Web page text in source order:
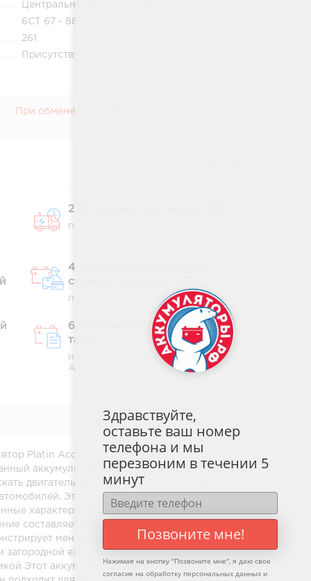
Центральный "Kamina" (сбоку)
6СТ 67 - 88 ah
261
Присутствует
При обмене:
2. В течение часа новую АКБ
привезут к вашему автомобилю
4. Вы оплачиваете только
стоимость нового АКБ
получаете гарантийный талон
6. Получите гарантийный
талон
на весь срок службы вашего
АКБ
Platin Accum 6 СТ 75Ач D26 – это
аккумулятор обладает высокой стойкостью
двигатель даже в холодных условиях.
Этот аккумулятор идеально подходит
характеристики Произведенный в Турции,
составляет 12 В, что соответствует
меньшее потребление воды и
загородной езды. Высокий пусковой ток 740 А
Этот аккумулятор отлично подходит для
Здравствуйте,
оставьте ваш номер
телефона и мы
перезвоним в течении 5
минут
Позвоните мне!
Нажимая на кнопку "Позвоните мне", я даю свое
согласие на обработку персональных данных и